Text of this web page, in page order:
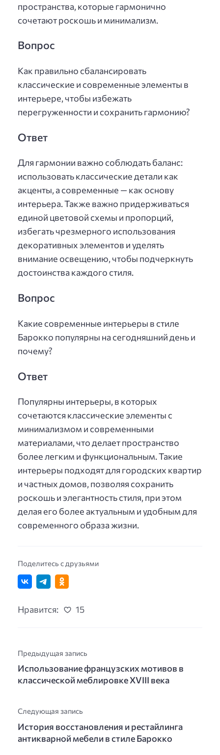
пространства, которые гармонично
сочетают роскошь и минимализм.
Вопрос
Как правильно сбалансировать
классические и современные элементы в
интерьере, чтобы избежать
перегруженности и сохранить гармонию?
Ответ
Для гармонии важно соблюдать баланс:
использовать классические детали как
акценты, а современные — как основу
интерьера. Также важно придерживаться
единой цветовой схемы и пропорций,
избегать чрезмерного использования
декоративных элементов и уделять
внимание освещению, чтобы подчеркнуть
достоинства каждого стиля.
Вопрос
Какие современные интерьеры в стиле
Барокко популярны на сегодняшний день и
почему?
Ответ
Популярны интерьеры, в которых
сочетаются классические элементы с
минимализмом и современными
материалами, что делает пространство
более легким и функциональным. Такие
интерьеры подходят для городских квартир
и частных домов, позволяя сохранить
роскошь и элегантность стиля, при этом
делая его более актуальным и удобным для
современного образа жизни.
Поделитесь с друзьями
Нравится: 15
Предыдущая запись
Использование французских мотивов в
классической меблировке XVIII века
Следующая запись
История восстановления и рестайлинга
антикварной мебели в стиле Барокко